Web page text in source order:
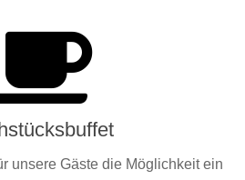
unsere Gäste die Möglichkeit ein